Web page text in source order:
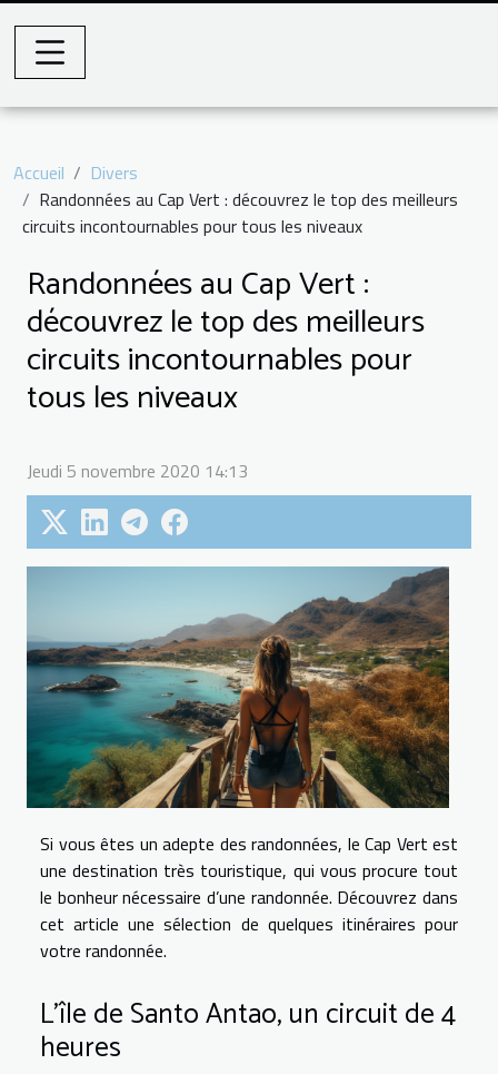
Accueil
Divers
Randonnées au Cap Vert : découvrez le top des meilleurs
circuits incontournables pour tous les niveaux
Randonnées au Cap Vert :
découvrez le top des meilleurs
circuits incontournables pour
tous les niveaux
Jeudi 5 novembre 2020 14:13
Si vous êtes un adepte des randonnées, le Cap Vert est
une destination très touristique, qui vous procure tout
le bonheur nécessaire d’une randonnée. Découvrez dans
cet article une sélection de quelques itinéraires pour
votre randonnée.
L’île de Santo Antao, un circuit de 4
heures